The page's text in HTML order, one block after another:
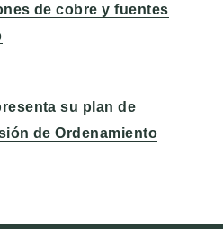
de cobre y fuentes
su plan de
de Ordenamiento